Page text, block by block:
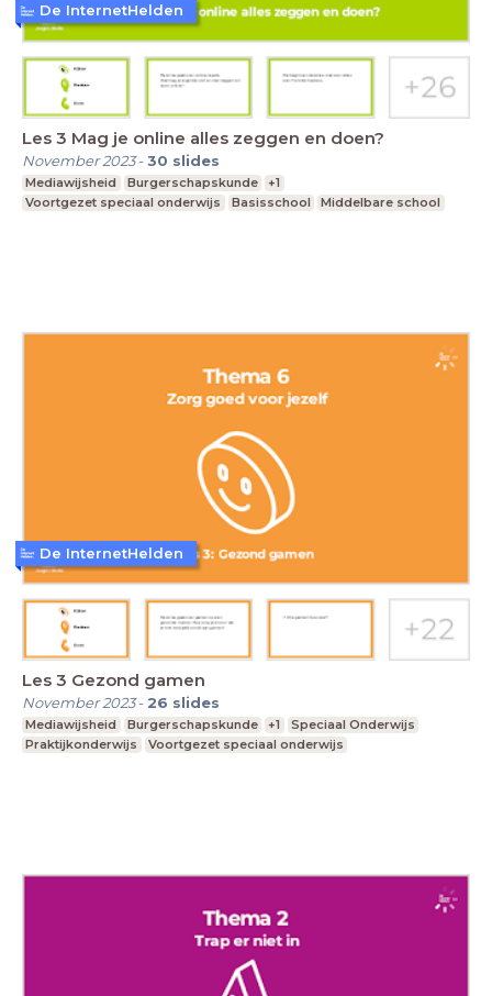
Les 3 Mag je online alles zeggen en doen?
November 2023-30 slides
Mediawijsheid Burgerschapskunde
+1
Voortgezet speciaal onderwijs
Basisschool Middelbare school
De InternetHelden
Les 3 Gezond gamen
November 2023- 26 slides
Mediawijsheid Burgerschapskunde +1
Speciaal Onderwijs
Praktijkonderwijs
Voortgezet speciaal onderwijs
De InternetHelden